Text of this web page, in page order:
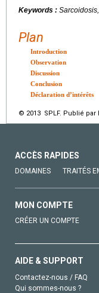
Keywords :
Plan
Introduction
Observation
Discussion
Conclusion
Déclaration d’intérêts
© 2013 SPLF. Publié par
ACCÈS RAPIDES
DOMAINES TRAITÉS
MON COMPTE
CRÉER UN COMPTE
AIDE & SUPPORT
Contactez-nous / FAQ
Qui sommes-nous ?